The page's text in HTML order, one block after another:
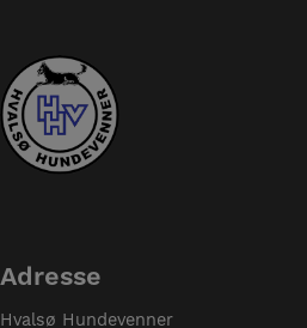
Adresse
Hvalsø Hundevenner